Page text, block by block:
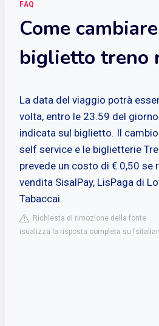
FAQ
Come
biglietto treno
La data del viaggio potrà
volta, entro le 23.59 del
indicata sul biglietto. Il
self service e le biglietterie
prevede un costo di € 0,50 se
vendita SisalPay, LisPaga di
Tabaccai.
Richiesta di rimozione della fonte
isualizza la risposta completa su